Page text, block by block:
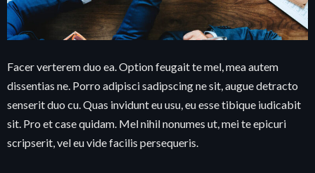
Facer verterem duo ea. Option feugait te mel, mea autem
dissentias ne. Porro adipisci sadipscing ne sit, augue detracto
senserit duo cu. Quas invidunt eu usu, eu esse tibique iudicabit
sit. Pro et case quidam. Mel nihil nonumes ut, mei te epicuri
scripserit, vel eu vide facilis persequeris.